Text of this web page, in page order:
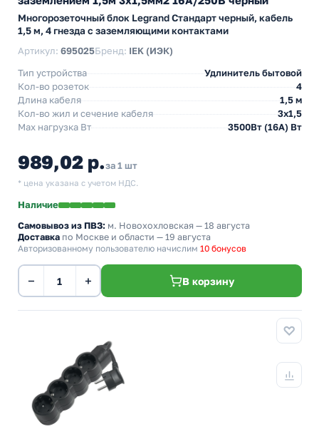
Многорозеточный блок Legrand Стандарт черный, кабель
1,5 м, 4 гнезда с заземляющими контактами
Артикул: 695025Бренд: IEK (ИЭК)
Тип устройства
Удлинитель бытовой
Кол-во розеток
4
Длина кабеля
1,5 м
Кол-во жил и сечение кабеля
3х1,5
Max нагрузка Вт
3500Вт (16А) Вт
989,02 р.за 1 шт
* цена указана с учетом НДС.
Наличие
Самовывоз из ПВЗ: м. Новохохловская — 18 августа
Доставка по Москве и области — 19 августа
Авторизованному пользователю начислим 10 бонусов
− + В корзину